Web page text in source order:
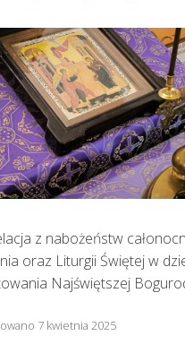
z nabożeństw
oraz Liturgii Świętej w
Najświętszej
7 kwietnia 2025